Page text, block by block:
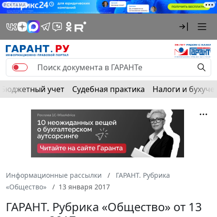
РЕКЛАМА
Бюджетный учет Судебная практика Налоги и
Информационные рассылки
ГАРАНТ. Рубрика
«Общество»
13 января 2017
ГАРАНТ. Рубрика «Общество» от 13